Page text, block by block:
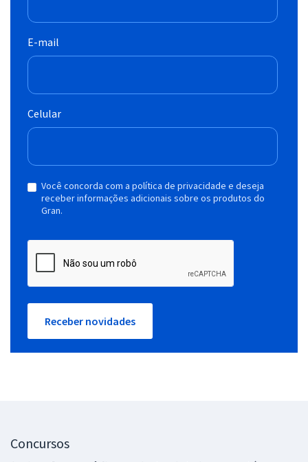
E-mail
Celular
Você concorda com a política de privacidade e deseja
receber informações adicionais sobre os produtos do
Gran.
Receber novidades
Concursos